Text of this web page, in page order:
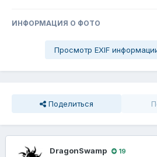
ИНФОРМАЦИЯ О ФОТО
Просмотр EXIF
Поделиться
DragonSwamp 19